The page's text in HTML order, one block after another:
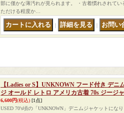
部に僅かな薄汚れが見られます。 ・古着慣れされて
ただける程度か…
【Ladies or S】UNKNOWN フード付き デニ
ジ オールド レトロ アメリカ古着 70s ジージ
6,600円(税込) [1点]
USED 70's頃の「UNKNOWN」デニムジャケットに